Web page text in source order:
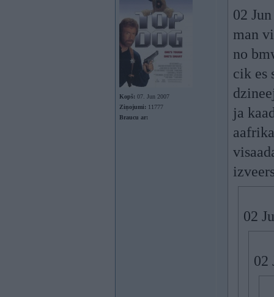
Kopš: 07. Jun 2007
Ziņojumi: 11777
Braucu ar:
02
man
no
cik es
ja
02
02